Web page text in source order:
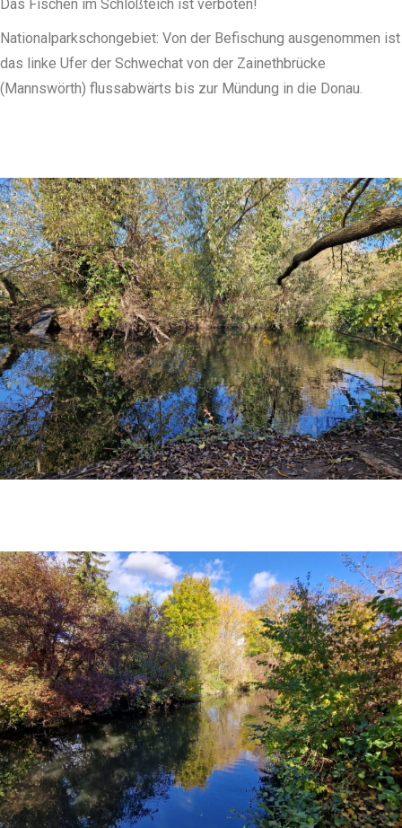
Das Fischen im Schloßteich ist verboten!
Nationalparkschongebiet: Von der Befischung ausgenommen ist
das linke Ufer der Schwechat von der Zainethbrücke
(Mannswörth) flussabwärts bis zur Mündung in die Donau.